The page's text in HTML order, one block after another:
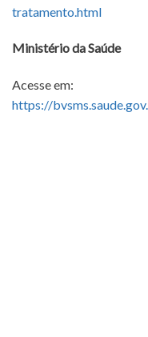
tratamento.html
Ministério da Saúde
Acesse em:
https://